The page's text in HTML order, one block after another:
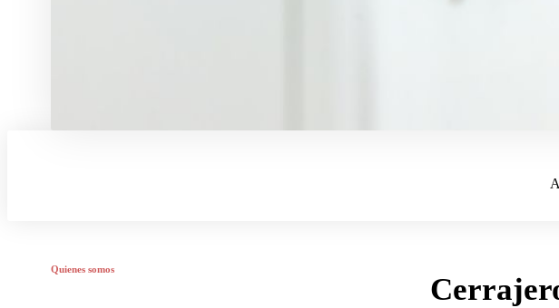
Quienes somos